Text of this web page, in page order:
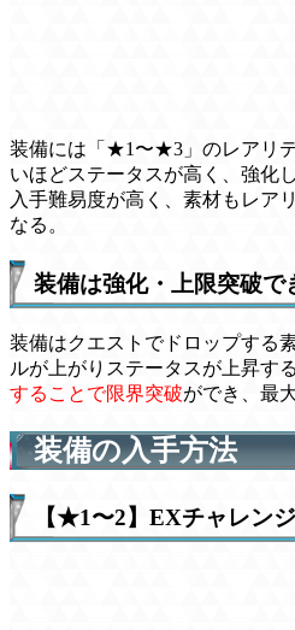
装備には「★1〜★3」のレアリ
いほどステータスが高く、強化
入手難易度が高く、素材もレア
なる。
装備は強化・上限突破で
装備はクエストでドロップする
ルが上がりステータスが上昇す
することで限界突破ができ、最
装備の入手方法
【★1〜2】EXチャレン